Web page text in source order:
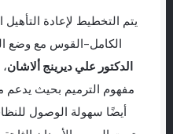
الكامل-القوس مع وضع
الدكتور علي ديرينج ألاشان
مفهوم الترميم بحيث
أيضًا سهولة الوصول